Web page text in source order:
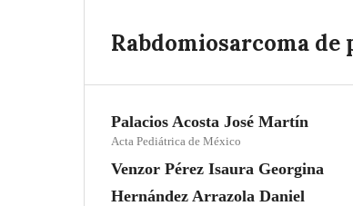
Rabdomiosarcoma
Palacios Acosta José Martín
Acta Pediátrica de México
Venzor Pérez Isaura Georgina
Hernández Arrazola Daniel